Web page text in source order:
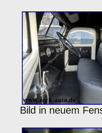
Bild in neuem